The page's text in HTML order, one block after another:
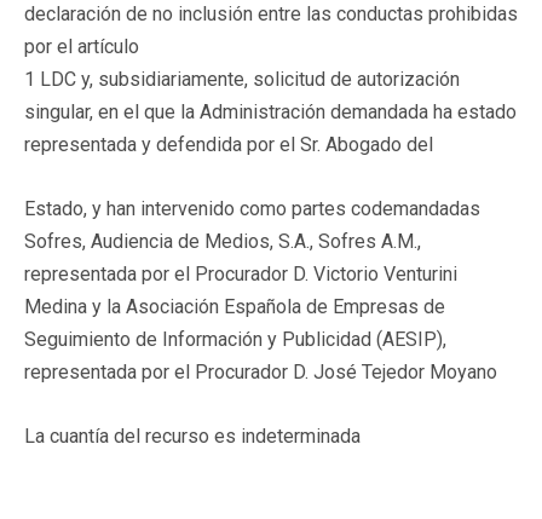
declaración de no inclusión entre las conductas prohibidas
por el artículo
1 LDC y, subsidiariamente, solicitud de autorización
singular, en el que la Administración demandada ha estado
representada y defendida por el Sr. Abogado del
Estado, y han intervenido como partes codemandadas
Sofres, Audiencia de Medios, S.A., Sofres A.M.,
representada por el Procurador D. Victorio Venturini
Medina y la Asociación Española de Empresas de
Seguimiento de Información y Publicidad (AESIP),
representada por el Procurador D. José Tejedor Moyano
La cuantía del recurso es indeterminada